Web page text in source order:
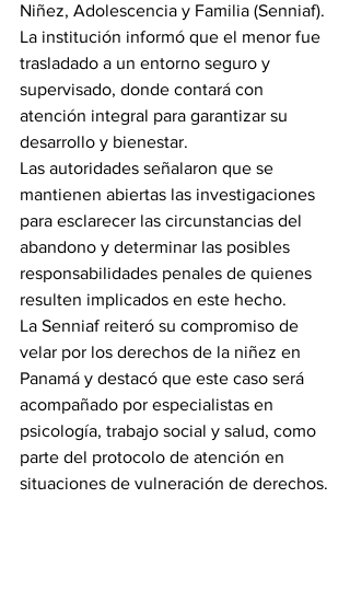
Niñez, Adolescencia y Familia (Senniaf).
La institución informó que el menor fue
trasladado a un entorno seguro y
supervisado, donde contará con
atención integral para garantizar su
desarrollo y bienestar.
Las autoridades señalaron que se
mantienen abiertas las investigaciones
para esclarecer las circunstancias del
abandono y determinar las posibles
responsabilidades penales de quienes
resulten implicados en este hecho.
La Senniaf reiteró su compromiso de
velar por los derechos de la niñez en
Panamá y destacó que este caso será
acompañado por especialistas en
psicología, trabajo social y salud, como
parte del protocolo de atención en
situaciones de vulneración de derechos.